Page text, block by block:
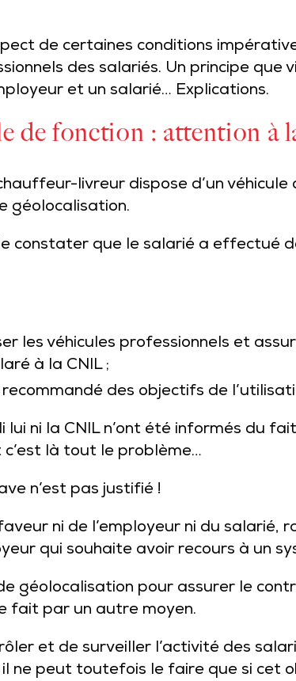
de certaines conditions
des salariés. Un principe
et un salarié… Explications.
de fonction : attention à
livreur dispose d’un
géolocalisation.
constater que le salarié a effectué
les véhicules professionnels et
à la CNIL ;
des objectifs de
ni la CNIL n’ont été informés du
là tout le problème…
n’est pas justifié !
ni de l’employeur ni du salarié,
qui souhaite avoir recours à un
géolocalisation pour assurer le
fait par un autre moyen.
et de surveiller l’activité des
ne peut toutefois le faire que si